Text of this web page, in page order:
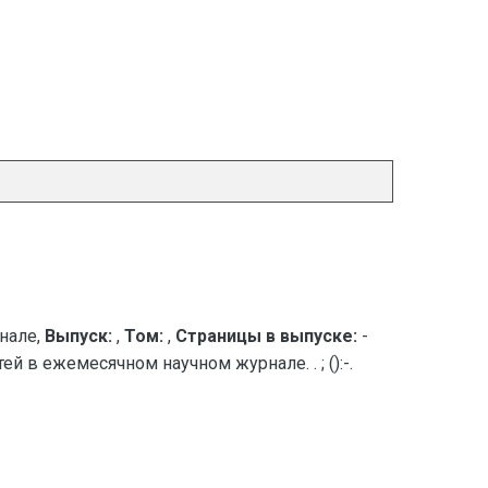
Выпуск: , Том: , Страницы в выпуске: -
в ежемесячном научном журнале. . ; ():-.